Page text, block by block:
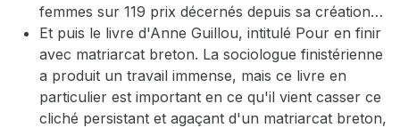
femmes sur 119 prix décernés depuis sa création…
Et puis le livre d'Anne Guillou, intitulé Pour en finir
avec matriarcat breton. La sociologue finistérienne
a produit un travail immense, mais ce livre en
particulier est important en ce qu'il vient casser ce
cliché persistant et agaçant d'un matriarcat breton,